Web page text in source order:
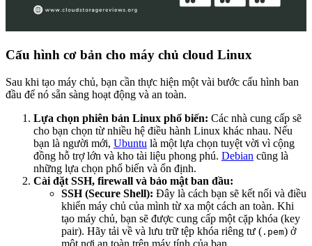
Cấu hình cơ bản cho máy chủ cloud Linux
Sau khi tạo máy chủ, bạn cần thực hiện một vài bước cấu hình ban
đầu để nó sẵn sàng hoạt động và an toàn.
Lựa chọn phiên bản Linux phổ biến: Các nhà cung cấp sẽ
cho bạn chọn từ nhiều hệ điều hành Linux khác nhau. Nếu
bạn là người mới, Ubuntu là một lựa chọn tuyệt vời vì cộng
đồng hỗ trợ lớn và kho tài liệu phong phú. Debian cũng là
những lựa chọn phổ biến và ổn định.
Cài đặt SSH, firewall và bảo mật ban đầu:
SSH (Secure Shell): Đây là cách bạn sẽ kết nối và điều
khiển máy chủ của mình từ xa một cách an toàn. Khi
tạo máy chủ, bạn sẽ được cung cấp một cặp khóa (key
pair). Hãy tải về và lưu trữ tệp khóa riêng tư ( .pem) ở
một nơi an toàn trên máy tính của bạn.